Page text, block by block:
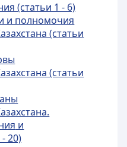
(статьи 1 - 6)
и полномочия
(статьи
(статьи
и
20)